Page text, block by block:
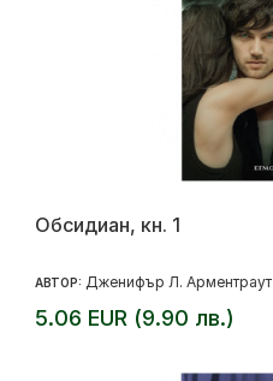
Обсидиан, кн. 1
АВТОР: Дженифър Л. Арментраут
5.06 EUR (9.90 лв.)